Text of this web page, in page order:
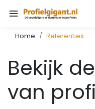
Home Referenties
Bekijk
van